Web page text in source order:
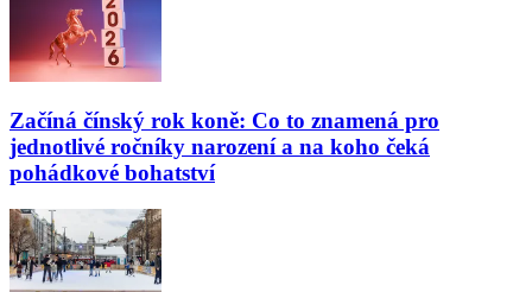
Začíná čínský rok koně: Co to znamená pro
jednotlivé ročníky narození a na koho čeká
pohádkové bohatství